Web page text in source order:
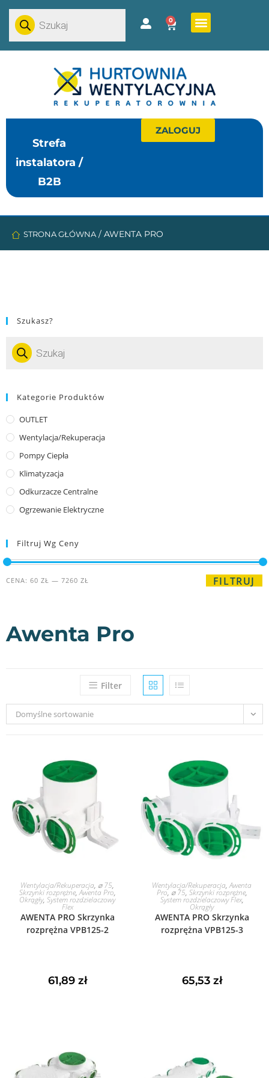
0
Strefa
instalatora /
B2B
ZALOGUJ
STRONA GŁÓWNA / AWENTA PRO
Szukasz?
Kategorie Produktów
OUTLET
Wentylacja/Rekuperacja
Pompy Ciepła
Klimatyzacja
Odkurzacze Centralne
Ogrzewanie Elektryczne
Filtruj Wg Ceny
FILTRUJ
CENA: 60 ZŁ — 7260 ZŁ
Awenta Pro
Filter
Domyślne sortowanie
DODAJ DO KOSZYKA
Wentylacja/Rekuperacja, ⌀ 75,
Skrzynki rozprężne,Awenta Pro,
Okrągły, System rozdzielaczowy
Flex
AWENTA PRO Skrzynka
rozprężna VPB125-2
61,89 zł
DODAJ DO KOSZYKA
Wentylacja/Rekuperacja,Awenta
Pro, ⌀ 75, Skrzynki rozprężne,
System rozdzielaczowy Flex,
Okrągły
AWENTA PRO Skrzynka
rozprężna VPB125-3
65,53 zł